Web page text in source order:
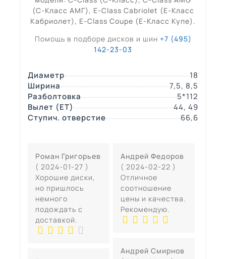
(С-Класс АМГ), E-Class Cabriolet (Е-Класс
Кабриолет), E-Class Coupe (Е-Класс Купе).
Помощь в подборе дисков и шин +7 (495)
142-23-03
Диаметр
18
Ширина
7,5, 8,5
Разболтовка
5*112
Вылет (ЕТ)
44, 49
Ступич. отверстие
66,6
Роман Григорьев
( 2024-01-27 )
Хорошие диски,
но пришлось
немного
подождать с
доставкой.
Андрей Федоров
( 2024-02-22 )
Отличное
соотношение
цены и качества.
Рекомендую.
Андрей Смирнов